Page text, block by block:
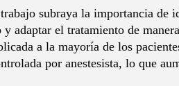
subraya la importancia de
y adaptar el tratamiento de
a la mayoría de los
por anestesista, lo que